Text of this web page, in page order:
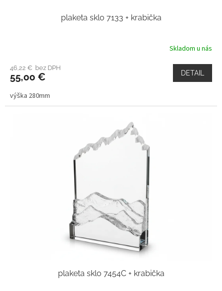
plaketa sklo 7133 + krabička
Skladom u nás
46,22 € bez DPH
55,00 € DETAIL
výška 280mm
plaketa sklo 7454C + krabička